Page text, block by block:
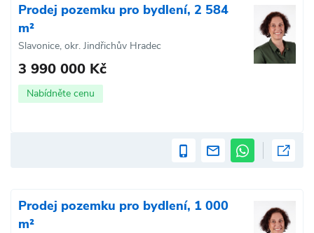
Prodej pozemku pro bydlení, 2 584
m²
Slavonice, okr. Jindřichův Hradec
3 990 000 Kč
Nabídněte cenu
Prodej pozemku pro bydlení, 1 000
m²